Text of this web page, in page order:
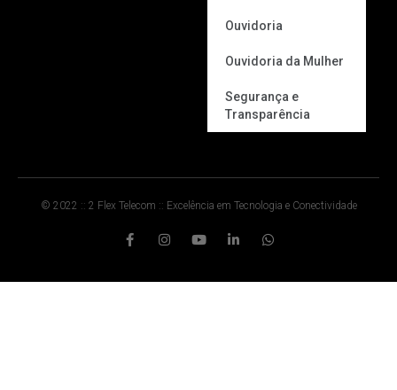
Ouvidoria
Ouvidoria da Mulher
Segurança e
Transparência
© 2022 :: 2 Flex Telecom :: Excelência em Tecnologia e Conectividade